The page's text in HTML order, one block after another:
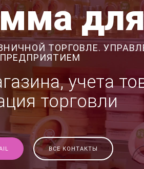
ТОРГОВЛЕ.
учета
торговли
ВСЕ КОНТАКТЫ